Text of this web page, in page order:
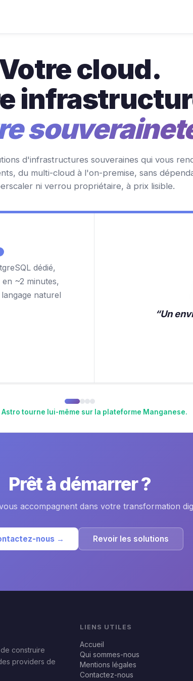
cloud.
d'infrastructures souveraines qui vous
du multi-cloud à l'on-premise, sans
ni verrou propriétaire, à prix lisible.
dédié,
~2 minutes,
naturel
“Un
Astro tourne lui-même sur la plateforme Manganese.
Prêt à démarrer ?
accompagnent dans votre transformation
nous → Revoir les solutions
construire
providers de
LIENS UTILES
Accueil
Qui sommes-nous
Mentions légales
Contactez-nous